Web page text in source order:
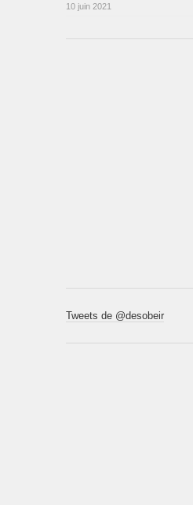
10 juin 2021
Tweets de @desobeir